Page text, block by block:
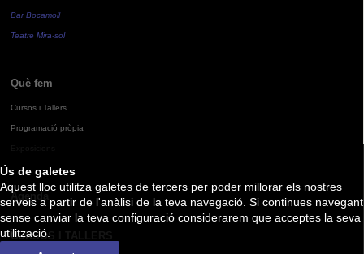
Ús de galetes
Aquest lloc utilitza galetes de tercers per poder millorar els nostres
serveis a partir de l'anàlisi de la teva navegació. Si continues navegant
sense canviar la teva configuració considerarem que acceptes la seva
utilització.
Bar Bocamoll
Teatre Mira-sol
Què fem
Cursos i Tallers
Programació pròpia
Agenda
CURSOS I TALLERS